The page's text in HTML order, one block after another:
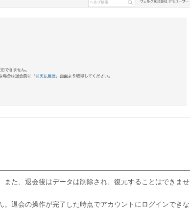
た、退会後はデータは削除され、復元することはできませ
退会の操作が完了した時点でアカウントにログインできな